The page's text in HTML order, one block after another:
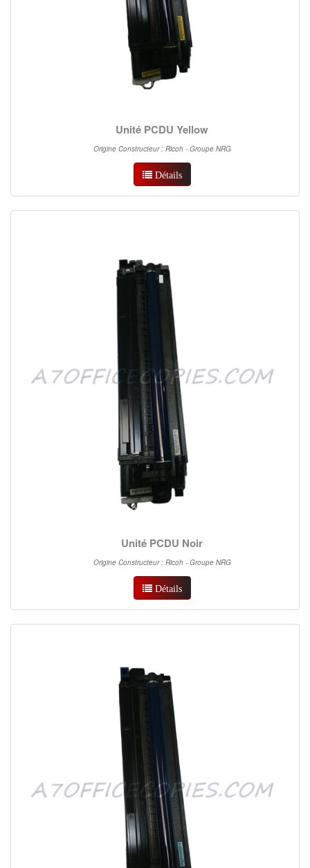
Unité PCDU Yellow
Origine Constructeur : Ricoh - Groupe NRG
Détails
Unité PCDU Noir
Origine Constructeur : Ricoh - Groupe NRG
Détails